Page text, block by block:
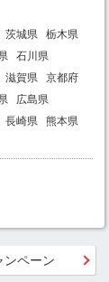
茨城県
栃木県
石川県
滋賀県
京都府
広島県
長崎県
熊本県
ンペーン